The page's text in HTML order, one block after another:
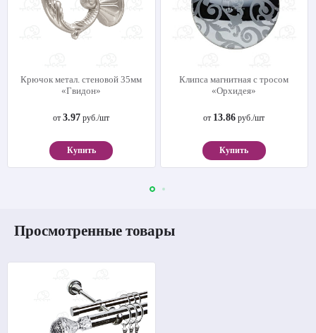
Крючок метал. стеновой 35мм
«Гвидон»
от3.97 руб./шт
Купить
Клипса магнитная с тросом
«Орхидея»
от 13.86 руб./шт
Купить
Просмотренные товары